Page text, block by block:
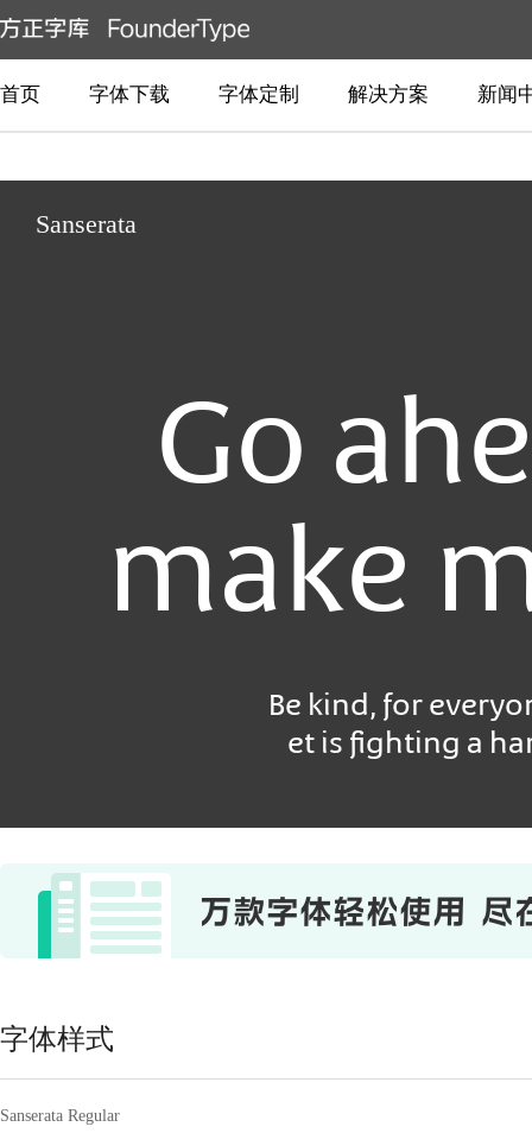
首页 字体下载 字体定制 解决方案 新闻
Sanserata
Go
make
Be kind, for
et is fighting a
字体样式
Sanserata Regular